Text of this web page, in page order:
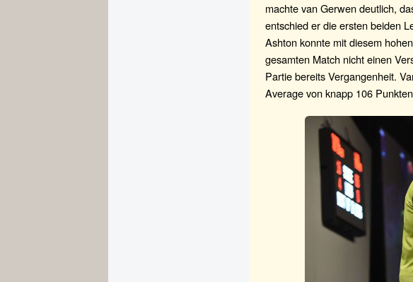
machte van Gerwen deutlich,
entschied er die ersten beiden
Ashton konnte mit diesem
gesamten Match nicht einen
Partie bereits Vergangenheit.
Average von knapp 106